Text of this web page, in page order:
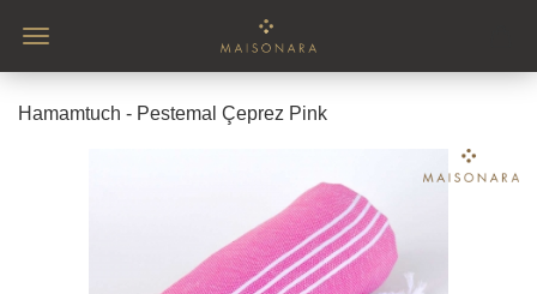
Hamamtuch - Pestemal Çeprez Pink